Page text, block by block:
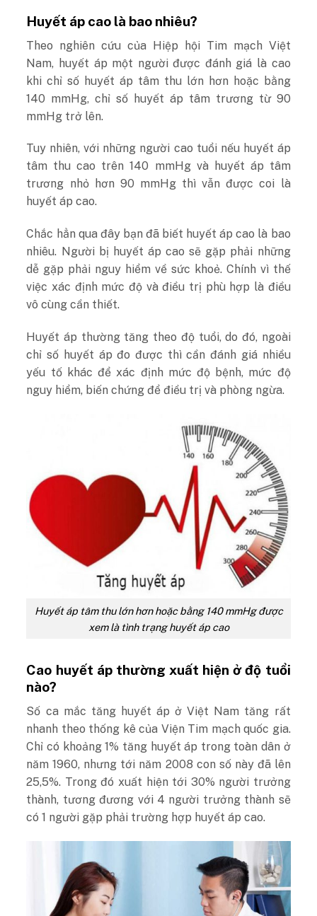
Huyết áp cao là bao nhiêu?
Theo nghiên cứu của Hiệp hội Tim mạch Việt
Nam, huyết áp một người được đánh giá là cao
khi chỉ số huyết áp tâm thu lớn hơn hoặc bằng
140 mmHg, chỉ số huyết áp tâm trương từ 90
mmHg trở lên.
Tuy nhiên, với những người cao tuổi nếu huyết áp
tâm thu cao trên 140 mmHg và huyết áp tâm
trương nhỏ hơn 90 mmHg thì vẫn được coi là
huyết áp cao.
Chắc hẳn qua đây bạn đã biết huyết áp cao là bao
nhiêu. Người bị huyết áp cao sẽ gặp phải những
dễ gặp phải nguy hiểm về sức khoẻ. Chính vì thế
việc xác định mức độ và điều trị phù hợp là điều
vô cùng cần thiết.
Huyết áp thường tăng theo độ tuổi, do đó, ngoài
chỉ số huyết áp đo được thì cần đánh giá nhiều
yếu tố khác để xác định mức độ bệnh, mức độ
nguy hiểm, biến chứng để điều trị và phòng ngừa.
Huyết áp tâm thu lớn hơn hoặc bằng 140 mmHg được
xem là tình trạng huyết áp cao
Cao huyết áp thường xuất hiện ở độ tuổi
nào?
Số ca mắc tăng huyết áp ở Việt Nam tăng rất
nhanh theo thống kê của Viện Tim mạch quốc gia.
Chỉ có khoảng 1% tăng huyết áp trong toàn dân ở
năm 1960, nhưng tới năm 2008 con số này đã lên
25,5%. Trong đó xuất hiện tới 30% người trưởng
thành, tương đương với 4 người trưởng thành sẽ
có 1 người gặp phải trường hợp huyết áp cao.